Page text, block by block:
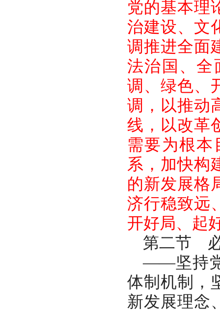
党的基本理
治建设、文
调推进全面
法治国、全
调、绿色、
调，以推动
线，以改革
需要为根本
系，加快构
的新发展格
济行稳致远
开好局、起
第二节
——坚持党
体制机制，
新发展理念